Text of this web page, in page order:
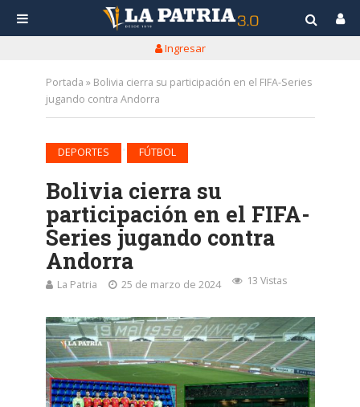
Ingresar
Portada » Bolivia cierra su participación en el FIFA-Series
jugando contra Andorra
DEPORTES FÚTBOL
Bolivia cierra su
participación en el FIFA-
Series jugando contra
Andorra
La Patria 25 de marzo de 2024 13 Vistas